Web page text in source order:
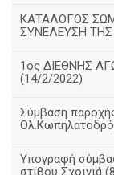
ΚΑΤΑΛΟΓΟΣ
ΣΥΝΕΛΕΥΣΗ ΤΗΣ
1ος ΔΙΕΘΝΗΣ
(14/2/2022)
Σύμβαση
Υπογραφή
στίβου Σχοινιά